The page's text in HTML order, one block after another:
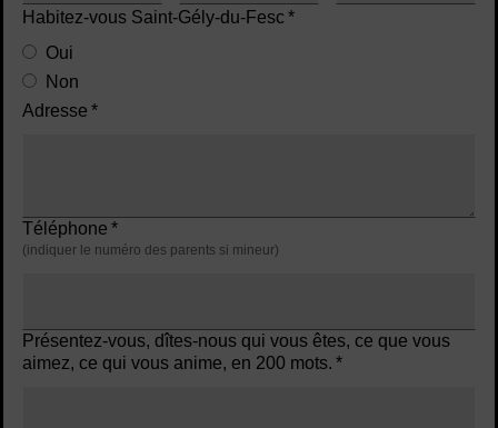
Habitez-vous Saint-Gély-du-Fesc*
Oui
Non
Adresse *
Téléphone *
(indiquer le numéro des parents si mineur)
Présentez-vous, dîtes-nous qui vous êtes, ce que vous
aimez, ce qui vous anime, en 200 mots. *